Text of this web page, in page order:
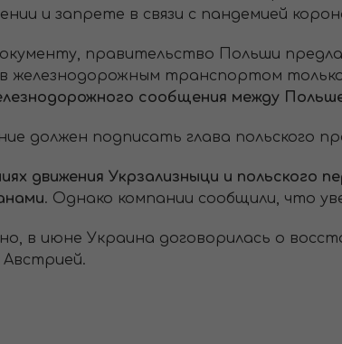
и запрете в связи с пандемией
правительство Польши
железнодорожным транспортом
сообщения между
должен подписать глава польского
движения Укрзализныци и польского
. Однако компании сообщили, что
в июне Украина договорилась о
Австрией.